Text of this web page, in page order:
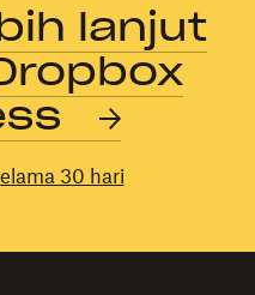
lanjut
30 hari